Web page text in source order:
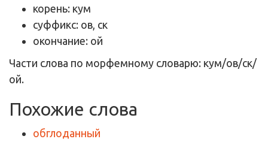
корень: кум
суффикс: ов, ск
окончание: ой
Части слова по морфемному словарю: кум/ов/ск/
ой.
Похожие слова
обглоданный